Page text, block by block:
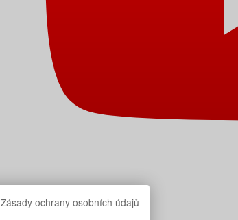
Zásady ochrany osobních údajů